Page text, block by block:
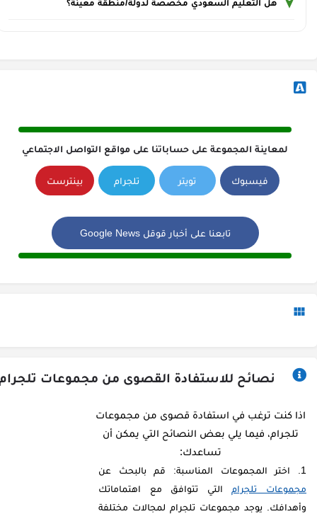
هل التعليم السعودي مخصصة لدولة/منطقة معينة؟
لمعاينة المجموعة على حساباتنا على مواقع التواصل الاجتماعي
فيسبوك تويتر تلجرام بينترست
تابعنا على أخبار قوقل Google News
نصائح للاستفادة القصوى من مجموعات
اذا كنت ترغب في استفادة قصوى من مجموعات
تلجرام، فيما يلي بعض النصائح التي يمكن أن
تساعدك:
اختر المجموعات المناسبة: قم بالبحث عن
مجموعات تلجرام التي تتوافق مع اهتماماتك
وأهدافك. يوجد مجموعات تلجرام لمجالات مختلفة